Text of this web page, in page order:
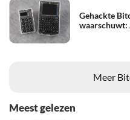
Gehackte
waarschuwt:
Meer
Meest gelezen